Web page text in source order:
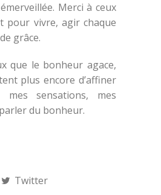
Merci à ceux
pour vivre, agir chaque
grâce.
que le bonheur agace,
plus encore d’affiner
mes sensations, mes
du bonheur.
Twitter